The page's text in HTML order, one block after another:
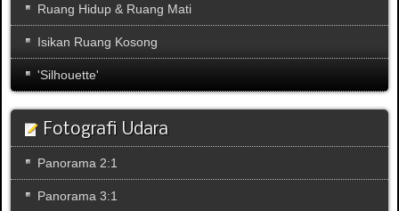
Ruang Hidup & Ruang Mati
Isikan Ruang Kosong
'Silhouette'
Fotografi Udara
Panorama 2:1
Panorama 3:1